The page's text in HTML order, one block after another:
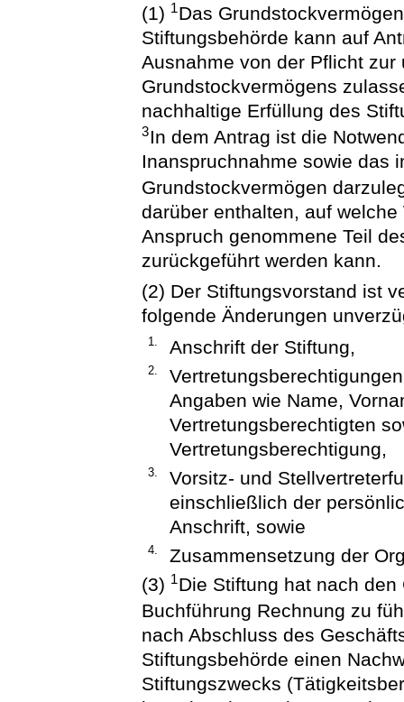
(1) 1Das
Stiftungsbehörde kann auf
Ausnahme von der Pflicht
Grundstockvermögens
nachhaltige Erfüllung des
3In dem Antrag ist die
Inanspruchnahme sowie das
Grundstockvermögen
darüber enthalten, auf
Anspruch genommene Teil
zurückgeführt werden kann.
(2) Der Stiftungsvorstand ist
folgende Änderungen
1. Anschrift der Stiftung,
2.
Angaben wie Name,
Vertretungsberechtigten
Vertretungsberechtigung,
3.
Vorsitz- und
einschließlich der
Anschrift, sowie
4.
Zusammensetzung der
(3) 1Die Stiftung hat nach
Buchführung Rechnung zu
nach Abschluss des
Stiftungsbehörde einen
Stiftungszwecks